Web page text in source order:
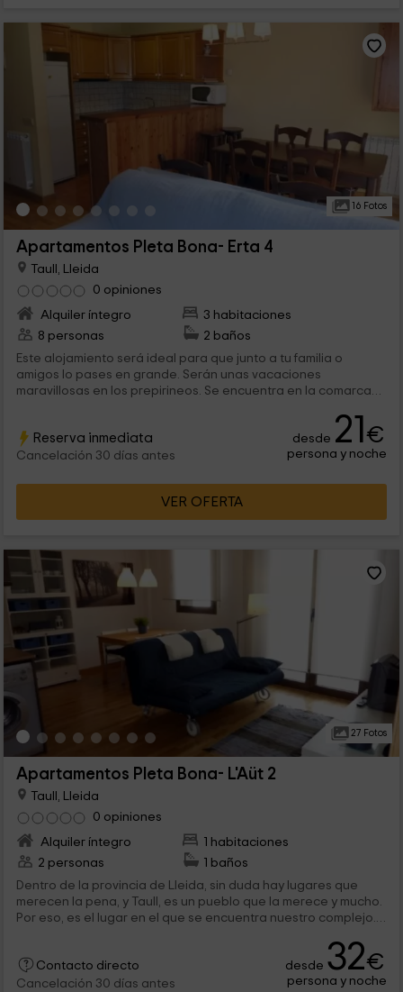
16 Fotos
Apartamentos Pleta Bona- Erta 4
Taull, Lleida
0 opiniones
Alquiler íntegro
3 habitaciones
8 personas
2 baños
Este alojamiento será ideal para que junto a tu familia o
amigos lo pases en grande. Serán unas vacaciones
maravillosas en los prepirineos. Se encuentra en la comarca
corazón del Valle de Bohí. Las maravillas naturales así como
los servicios, interiores y exteriores, del alojamiento te dejarán
maravillado.
Reserva inmediata
Cancelación 30 días antes
desde 21€
persona y noche
VER OFERTA
27 Fotos
Apartamentos Pleta Bona- L'Aüt 2
Taull, Lleida
0 opiniones
Alquiler íntegro
1 habitaciones
2 personas
1 baños
Dentro de la provincia de Lleida, sin duda hay lugares que
merecen la pena, y Taull, es un pueblo que la merece y mucho.
Por eso, es el lugar en el que se encuentra nuestro complejo. Y
como éste, y varias zonas comunes para el ocio de nuestros
huéspedes.
Contacto directo
Cancelación 30 días antes
desde 32€
persona y noche